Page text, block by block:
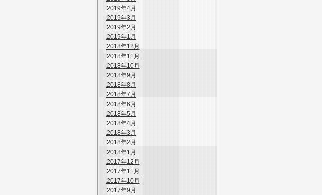
2019年4月
2019年3月
2019年2月
2019年1月
2018年12月
2018年11月
2018年10月
2018年9月
2018年8月
2018年7月
2018年6月
2018年5月
2018年4月
2018年3月
2018年2月
2018年1月
2017年12月
2017年11月
2017年10月
2017年9月